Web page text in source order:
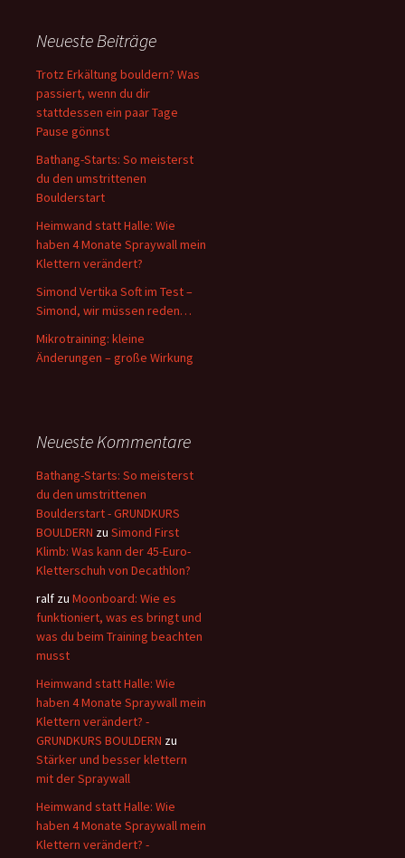
Neueste Beiträge
Trotz Erkältung bouldern? Was
passiert, wenn du dir
stattdessen ein paar Tage
Pause gönnst
Bathang-Starts: So meisterst
du den umstrittenen
Boulderstart
Heimwand statt Halle: Wie
haben 4 Monate Spraywall mein
Klettern verändert?
Simond Vertika Soft im Test –
Simond, wir müssen reden…
Mikrotraining: kleine
Änderungen – große Wirkung
Neueste Kommentare
Bathang-Starts: So meisterst
du den umstrittenen
Boulderstart - GRUNDKURS
BOULDERN zu Simond First
Klimb: Was kann der 45-Euro-
Kletterschuh von Decathlon?
ralf zu Moonboard: Wie es
funktioniert, was es bringt und
was du beim Training beachten
musst
Heimwand statt Halle: Wie
haben 4 Monate Spraywall mein
Klettern verändert? -
GRUNDKURS BOULDERN zu
Stärker und besser klettern
mit der Spraywall
Heimwand statt Halle: Wie
haben 4 Monate Spraywall mein
Klettern verändert? -